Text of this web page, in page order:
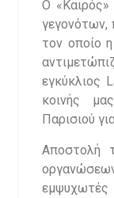
Ο
γεγονότων,
τον οποίο
εγκύκλιος
κοινής
Παρισιού
Αποστολή